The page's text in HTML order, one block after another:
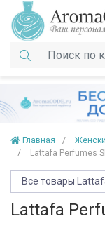
Главная
Lattafa Perfumes
Все товары
Lattafa